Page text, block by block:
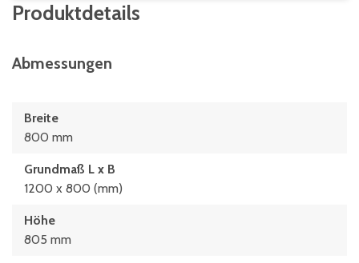
Produktdetails
Abmessungen
Breite
800 mm
Grundmaß L x B
1200 x 800 (mm)
Höhe
805 mm